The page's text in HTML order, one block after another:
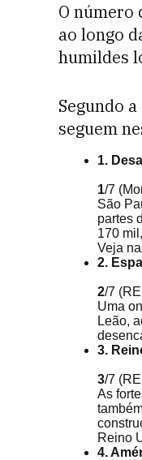
O número
ao longo
humildes
Segundo
seguem
1.
1/7
São
partes
170
Veja
2.
2/7
Uma
Leão,
3.
3/7
As
Reino
4.